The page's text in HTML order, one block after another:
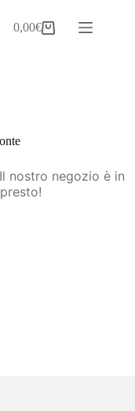
Carrello
0,00€
nostro negozio è in